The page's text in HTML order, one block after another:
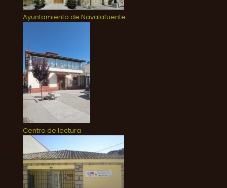
Ayuntamiento de Navalafuente
Centro de lectura